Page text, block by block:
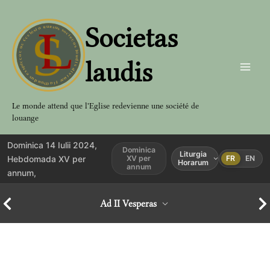
contenu
Societas
laudis
Le monde attend que l'Eglise redevienne une société de
louange
Dominica 14 Iulii 2024,
Hebdomada XV per
annum,
Dominica
XV per
annum
Liturgia
Horarum
FR EN
Ad II Vesperas